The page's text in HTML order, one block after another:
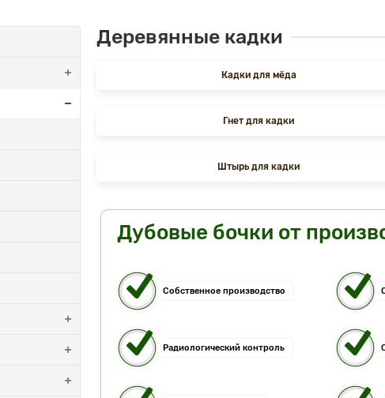
Деревянные кадки
Кадки для мёда
Гнет для кадки
Штырь для кадки
Дубовые бочки от
Собственное производство
Радиологический контроль